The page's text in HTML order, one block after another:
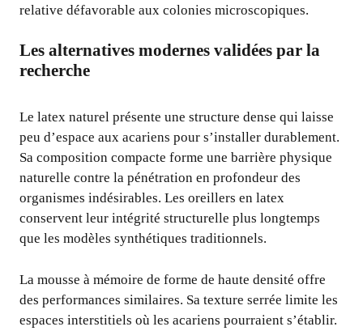
relative défavorable aux colonies microscopiques.
Les alternatives modernes validées par la
recherche
Le latex naturel présente une structure dense qui laisse
peu d’espace aux acariens pour s’installer durablement.
Sa composition compacte forme une barrière physique
naturelle contre la pénétration en profondeur des
organismes indésirables. Les oreillers en latex
conservent leur intégrité structurelle plus longtemps
que les modèles synthétiques traditionnels.
La mousse à mémoire de forme de haute densité offre
des performances similaires. Sa texture serrée limite les
espaces interstitiels où les acariens pourraient s’établir.